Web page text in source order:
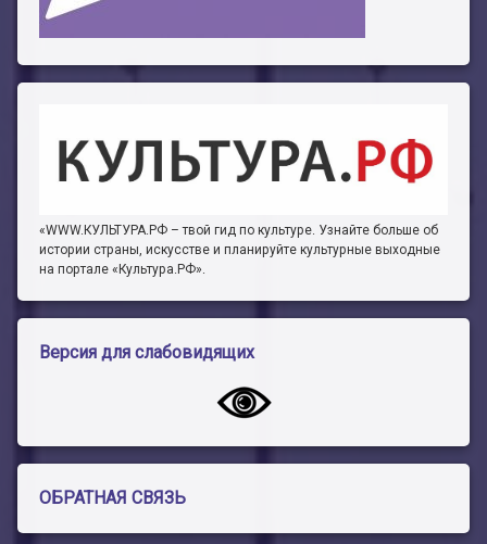
«WWW.КУЛЬТУРА.РФ – твой гид по культуре. Узнайте больше об
истории страны, искусстве и планируйте культурные выходные
на портале «Культура.РФ».
Версия для слабовидящих
ОБРАТНАЯ СВЯЗЬ